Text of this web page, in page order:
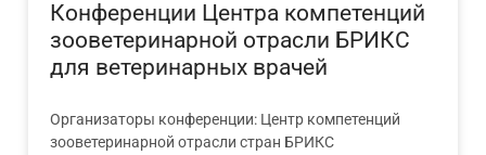
Конференции Центра компетенций
зооветеринарной отрасли БРИКС
для ветеринарных врачей
Организаторы конференции: Центр компетенций
зооветеринарной отрасли стран БРИКС